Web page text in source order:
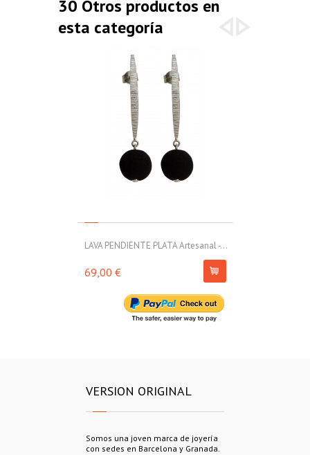
30 Otros productos en
esta categoría
LAVA PENDIENTE PLATA Artesanal -...
69,00 €
VERSION ORIGINAL
Somos una joven marca de joyería
con sedes en Barcelona y Granada.